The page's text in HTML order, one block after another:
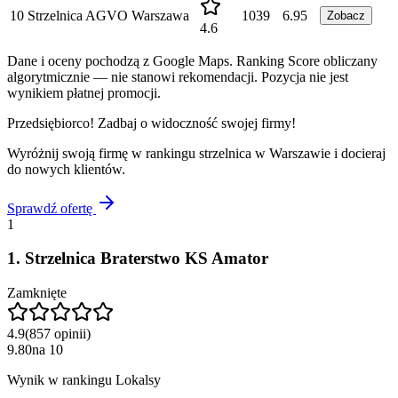
10 Strzelnica AGVO Warszawa
4.6
1039 6.95 Zobacz
Dane i oceny pochodzą z Google Maps. Ranking Score obliczany
algorytmicznie — nie stanowi rekomendacji. Pozycja nie jest
wynikiem płatnej promocji.
Przedsiębiorco! Zadbaj o widoczność swojej firmy!
Wyróżnij swoją firmę w rankingu strzelnica w Warszawie i docieraj
do nowych klientów.
Sprawdź ofertę
1
1. Strzelnica Braterstwo KS Amator
Zamknięte
4.9(857 opinii)
9.80na 10
Wynik w rankingu Lokalsy